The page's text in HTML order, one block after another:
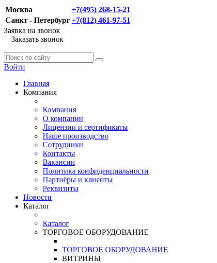
Москва
+7(495) 268-15-21
Санкт - Петербург +7(812) 461-97-51
Заявка на звонок
Заказать звонок
Войти
Главная
Компания
Компания
О компании
Лицензии и сертификаты
Наше производство
Сотрудники
Контакты
Вакансии
Политика конфиденциальности
Партнёры и клиенты
Реквизиты
Новости
Каталог
Каталог
ТОРГОВОЕ ОБОРУДОВАНИЕ
ТОРГОВОЕ ОБОРУДОВАНИЕ
ВИТРИНЫ